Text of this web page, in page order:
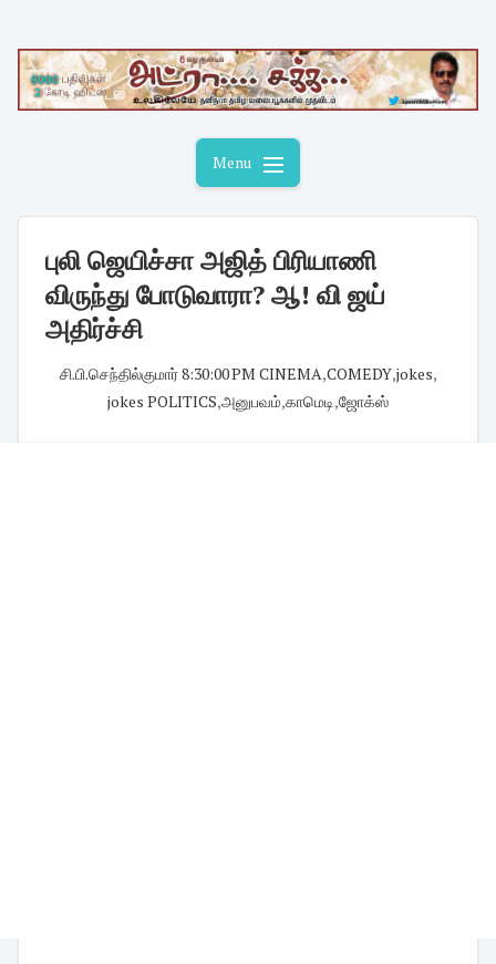
content
Menu
புலி ஜெயிச்சா அஜித் பிரியாணி
விருந்து போடுவாரா? ஆ! வி ஜய்
அதிர்ச்சி
சி.பி.செந்தில்குமார்·8:30:00 PM CINEMA,COMEDY,jokes,
jokes POLITICS,அனுபவம்,காமெடி,ஜோக்ஸ்